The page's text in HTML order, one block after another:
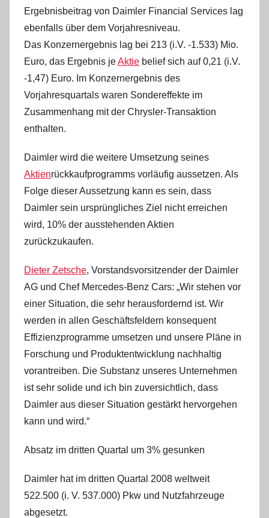
Ergebnisbeitrag von Daimler Financial Services lag
ebenfalls über dem Vorjahresniveau.
Das Konzernergebnis lag bei 213 (i.V. -1.533) Mio.
Euro, das Ergebnis jeAktie belief sich auf 0,21 (i.V.
-1,47) Euro. Im Konzernergebnis des
Vorjahresquartals waren Sondereffekte im
Zusammenhang mit der Chrysler-Transaktion
enthalten.
Daimler wird die weitere Umsetzung seines
Aktienrückkaufprogramms vorläufig aussetzen. Als
Folge dieser Aussetzung kann es sein, dass
Daimler sein ursprüngliches Ziel nicht erreichen
wird, 10% der ausstehenden Aktien
zurückzukaufen.
Dieter Zetsche, Vorstandsvorsitzender der Daimler
AG und Chef Mercedes-Benz Cars: „Wir stehen vor
einer Situation, die sehr herausfordernd ist. Wir
werden in allen Geschäftsfeldern konsequent
Effizienzprogramme umsetzen und unsere Pläne in
Forschung und Produktentwicklung nachhaltig
vorantreiben. Die Substanz unseres Unternehmen
ist sehr solide und ich bin zuversichtlich, dass
Daimler aus dieser Situation gestärkt hervorgehen
kann und wird.“
Absatz im dritten Quartal um 3% gesunken
Daimler hat im dritten Quartal 2008 weltweit
522.500 (i. V. 537.000) Pkw und Nutzfahrzeuge
abgesetzt.